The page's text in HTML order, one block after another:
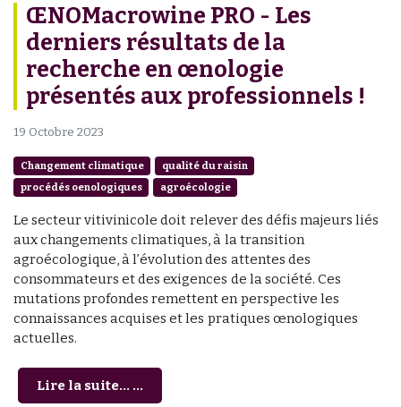
ŒNOMacrowine PRO - Les
derniers résultats de la
recherche en œnologie
présentés aux professionnels !
19 Octobre 2023
Changement climatique
qualité du raisin
procédés oenologiques
agroécologie
Le secteur vitivinicole doit relever des défis majeurs liés
aux changements climatiques, à la transition
agroécologique, à l’évolution des attentes des
consommateurs et des exigences de la société. Ces
mutations profondes remettent en perspective les
connaissances acquises et les pratiques œnologiques
actuelles.
Lire la suite... ...